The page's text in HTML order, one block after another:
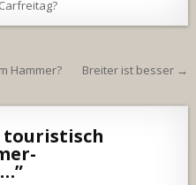
Hammer? Breiter ist besser →
touristisch
”